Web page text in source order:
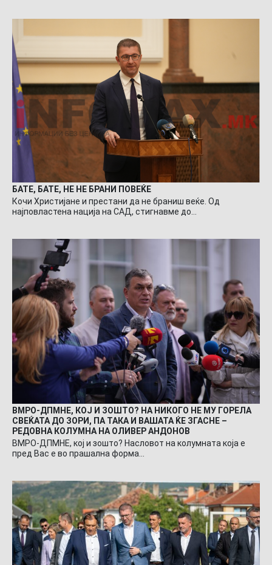
БАТЕ, БАТЕ, НЕ НЕ БРАНИ ПОВЕЌЕ
Кочи Христијане и престани да не браниш веќе. Од
најповластена нација на САД, стигнавме до…
ВМРО-ДПМНЕ, КОЈ И ЗОШТО? НА НИКОГО НЕ МУ ГОРЕЛА
СВЕЌАТА ДО ЗОРИ, ПА ТАКА И ВАШАТА ЌЕ ЗГАСНЕ –
РЕДОВНА КОЛУМНА НА ОЛИВЕР АНДОНОВ
ВМРО-ДПМНЕ, кој и зошто? Насловот на колумната која е
пред Вас е во прашална форма…